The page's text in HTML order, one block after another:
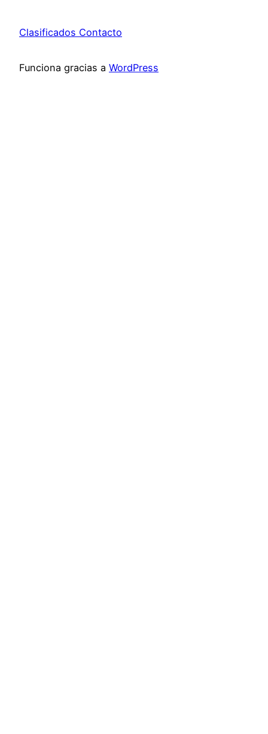
Clasificados Contacto
Funciona gracias a WordPress